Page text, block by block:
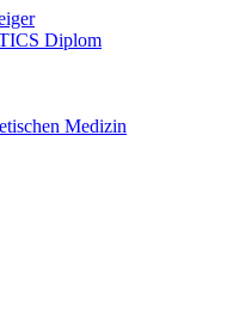
Diplom
Medizin